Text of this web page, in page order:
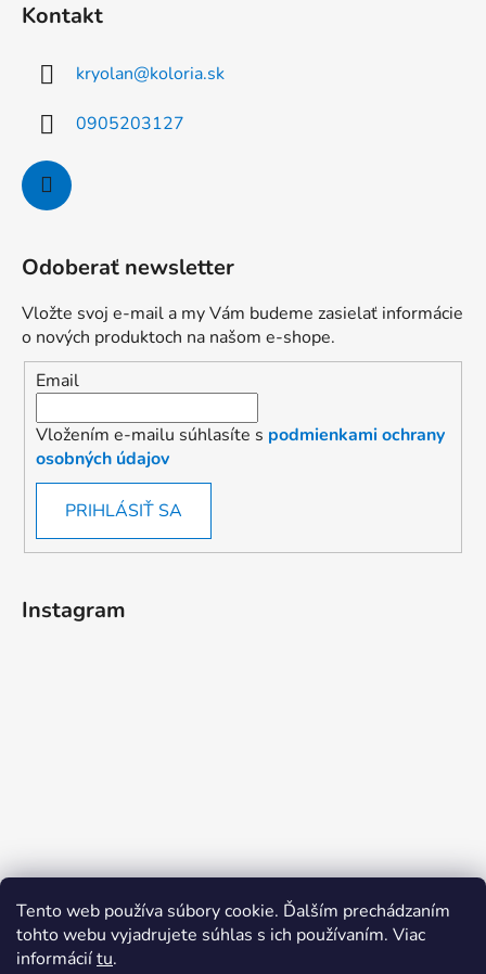
Tento web používa súbory cookie. Ďalším prechádzaním
tohto webu vyjadrujete súhlas s ich používaním. Viac
informáciítu.
Kontakt
kryolan@koloria.sk
0905203127
Odoberať newsletter
Vložte svoj e-mail a my Vám budeme zasielať informácie
o nových produktoch na našom e-shope.
Email
Vložením e-mailu súhlasíte s podmienkami ochrany
osobných údajov
PRIHLÁSIŤ SA
Instagram